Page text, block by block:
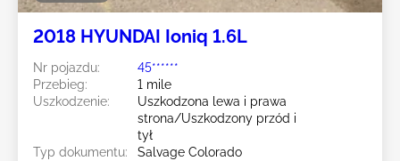
2018 HYUNDAI Ioniq 1.6L
Nr pojazdu:
45******
Przebieg:
1 mile
Uszkodzenie:
Uszkodzona lewa i prawa
strona/Uszkodzony przód i
tył
Typ dokumentu:
Salvage Colorado